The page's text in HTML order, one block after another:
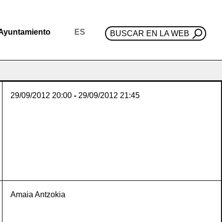
ES BUSCAR EN LA WEB
29/09/2012 20:00 - 29/09/2012 21:45
Amaia Antzokia